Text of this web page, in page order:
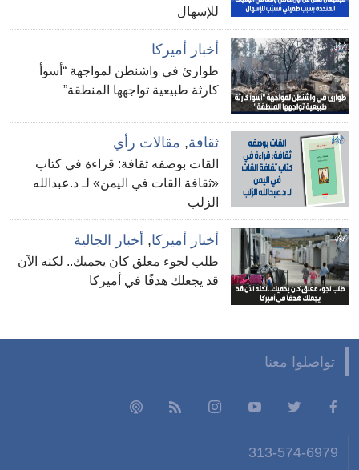
للإسهال
أخبار أميركا
طوارئ في واشنطن لمواجهة “أسوأ
كارثة طبيعية تواجهها المنطقة”
ثقافة, مقالات رأي
القات بوصفه ثقافة: قراءة في كتاب
«ثقافة القات في اليمن» لـ د.عبدالله
الزلب
أخبار أميركا, أخبار الجالية
طلب لجوء معلق كان يحميك.. لكنه الآن
قد يجعلك هدفًا في أميركا
تواصلوا معنا
313-574-6979